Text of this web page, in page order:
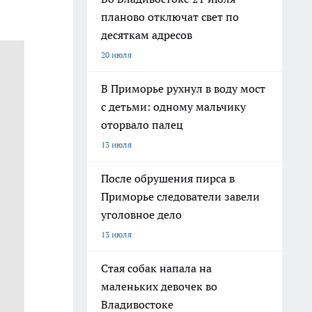
планово отключат свет по
десяткам адресов
20 июля
В Приморье рухнул в воду мост
с детьми: одному мальчику
оторвало палец
13 июля
После обрушения пирса в
Приморье следователи завели
уголовное дело
13 июля
Стая собак напала на
маленьких девочек во
Владивостоке